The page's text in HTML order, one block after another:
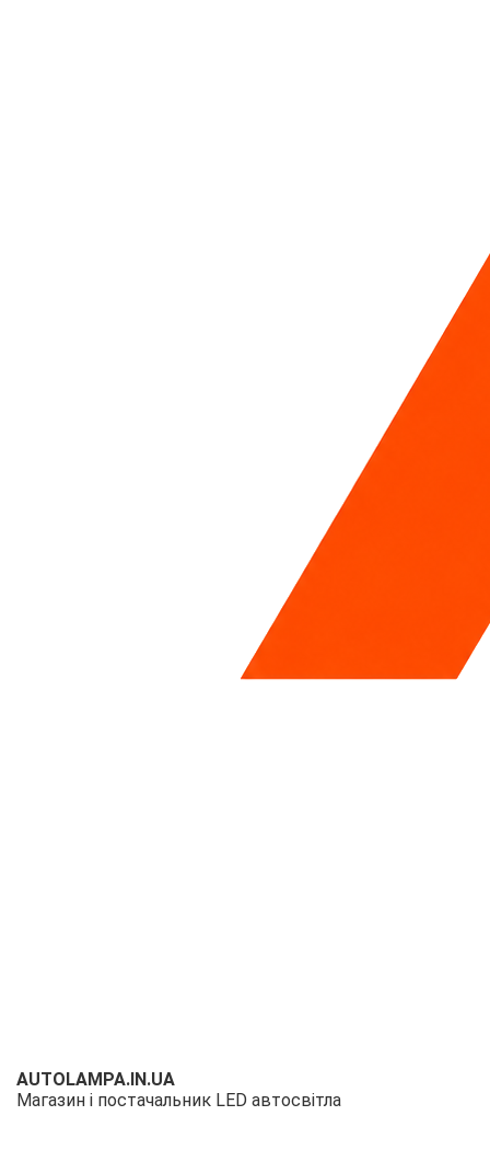
AUTOLAMPA.IN.UA
Магазин і постачальник LED автосвітла